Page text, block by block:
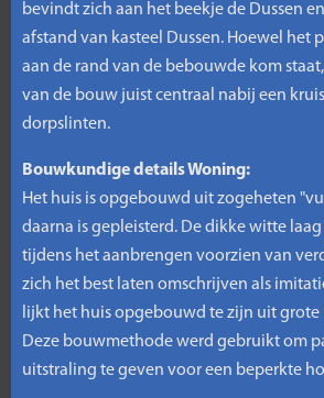
bevindt zich aan het beekje de Dussen
afstand van kasteel Dussen. Hoewel het
aan de rand van de bebouwde kom
van de bouw juist centraal nabij een
dorpslinten.
Bouwkundige details Woning:
Het huis is opgebouwd uit zogeheten
daarna is gepleisterd. De dikke witte
tijdens het aanbrengen voorzien van
zich het best laten omschrijven als
lijkt het huis opgebouwd te zijn uit
Deze bouwmethode werd gebruikt om
uitstraling te geven voor een beperkte